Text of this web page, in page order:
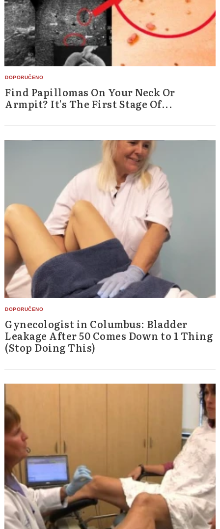
Find Papillomas On Your Neck Or
Armpit? It's The First Stage Of...
Gynecologist in Columbus: Bladder
Leakage After 50 Comes Down to 1 Thing
(Stop Doing This)